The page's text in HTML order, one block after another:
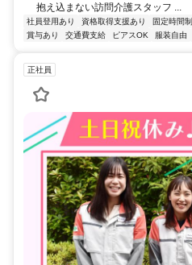
抱え込まない訪問介護スタッフ ...
社員登用あり 資格取得支援あり 固定時間制
賞与あり
交通費支給 ピアスOK 服装自由
正社員